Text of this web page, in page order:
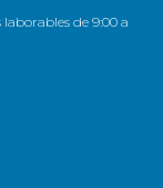
de 9:00 a